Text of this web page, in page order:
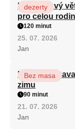
Karamelový
pro celou
dezerty
120 minut
25. 07. 2026
Jan
Babiččino
zimu
Bez masa
90 minut
21. 07. 2026
Jan